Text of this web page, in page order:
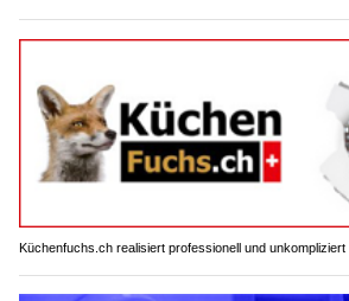
Küchenfuchs.ch realisiert professionell und